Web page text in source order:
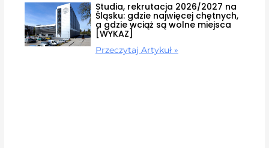
Studia, rekrutacja 2026/2027 na
Śląsku: gdzie najwięcej chętnych,
a gdzie wciąż są wolne miejsca
[WYKAZ]
Przeczytaj Artykuł »